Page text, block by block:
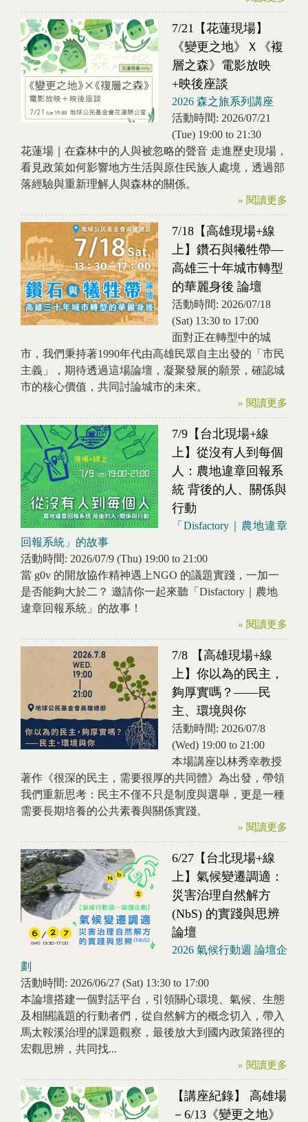
7/21【花蓮現場】
《變更之地》Ｘ《複
層之森》電影放映
+映後座談
2026 森之旅系列講座
活動時間: 2026/07/21
(Tue) 19:00 to 21:30
花蓮場｜在森林中的人與被忽略的聲音 走進歷史現場，
看見政策如何影響地方生活與原住民族人處境，透過部
落經驗與重新理解人與森林的關係。
» 閱讀更多
7/18【高雄現場+線
上】鑽石與犧牲帶—
高雄三十年城市轉型
的華麗身後 論壇
活動時間: 2026/07/18
(Sat) 13:30 to 17:00
面對正在轉型中的城
市，我們秉持著1990年代由高雄民眾自主出發的「市民
主義」，期待透過這場論壇，凝聚發展的願景，確認城
市的核心價值，共同討論城市的未來。
» 閱讀更多
7/9【台北現場+線
上】從沒有人到每個
人：農地違章回報系
統 背後的人、關係與
行動
「Disfactory｜農地違章
回報系統」的故事
活動時間: 2026/07/9 (Thu) 19:00 to 21:00
當 g0v 的開放協作精神遇上NGO 的議題實踐，一加一
是否能夠大於二？ 邀請你一起來聽「Disfactory｜農地
違章回報系統」的故事！
» 閱讀更多
7/8 【高雄現場+線
上】你以為的民主，
夠厚實嗎？——民
主、環境與你
活動時間: 2026/07/8
(Wed) 19:00 to 21:00
本場講座以林秀幸教授
著作《很深的民主，需要很厚的共同體》為出發，帶領
我們重新思考：民主不僅不只是制度與選舉，更是一種
需要長期培養的公共素養與關係實踐。
» 閱讀更多
6/27【台北現場+線
上】氣候變遷調適：
災害治理自然解方
(NbS) 的實踐與思辨
論壇
2026 氣候行動週 論壇企
劃
活動時間: 2026/06/27 (Sat) 13:30 to 17:00
本論壇搭建一個對話平台，引領關心環境、氣候、生態
及相關議題的行動者們，從自然解方的概念切入，帶入
馬太鞍溪治理的課題觀察，最後放大到國內政策路徑的
宏觀思辨，共同找...
» 閱讀更多
【講座紀錄】 高雄場
－6/13《變更之地》